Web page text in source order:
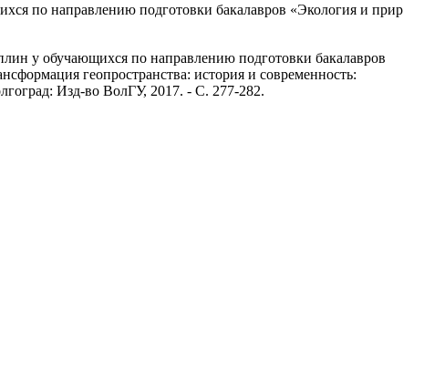
по направлению подготовки бакалавров «Экология и прир
у обучающихся по направлению подготовки бакалавров
геопространства: история и современность:
Изд-во ВолГУ, 2017. - С. 277-282.